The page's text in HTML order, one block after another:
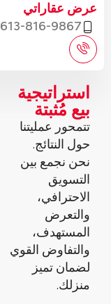
عرض عقاراتي
613-816-9867
استراتيجية
بيع مُثبتة
تتمحور عمليتنا
حول النتائج.
نحن نجمع بين
التسويق
الاحترافي،
والتعرض
المستهدف،
والتفاوض القوي
لضمان تميز
منزلك.